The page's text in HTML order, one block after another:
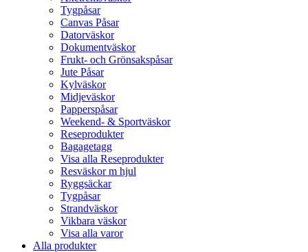
Tygpåsar
Canvas Påsar
Datorväskor
Dokumentväskor
Frukt- och Grönsakspåsar
Jute Påsar
Kylväskor
Midjeväskor
Papperspåsar
Weekend- & Sportväskor
Reseprodukter
Bagagetagg
Visa alla Reseprodukter
Resväskor m hjul
Ryggsäckar
Tygpåsar
Strandväskor
Vikbara väskor
Visa alla varor
Alla produkter